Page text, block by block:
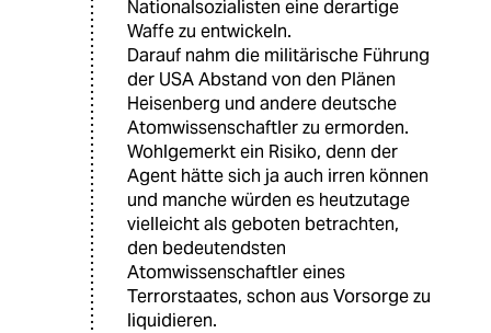
Nationalsozialisten eine derartige
Waffe zu entwickeln.
Darauf nahm die militärische Führung
der USA Abstand von den Plänen
Heisenberg und andere deutsche
Atomwissenschaftler zu ermorden.
Wohlgemerkt ein Risiko, denn der
Agent hätte sich ja auch irren können
und manche würden es heutzutage
vielleicht als geboten betrachten,
den bedeutendsten
Atomwissenschaftler eines
Terrorstaates, schon aus Vorsorge zu
liquidieren.